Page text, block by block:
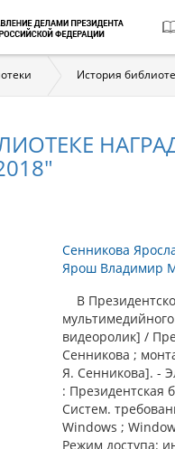
История
Сенникова
Ярош Владимир
В
видеоролик] /
Сенникова ;
Я. Сенникова]. -
: Президентская
Систем.
Windows ;
Режим доступа: